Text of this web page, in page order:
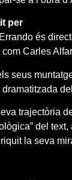
per
és
Carles
seus
dramatitzada
trajectòria
del
la seva